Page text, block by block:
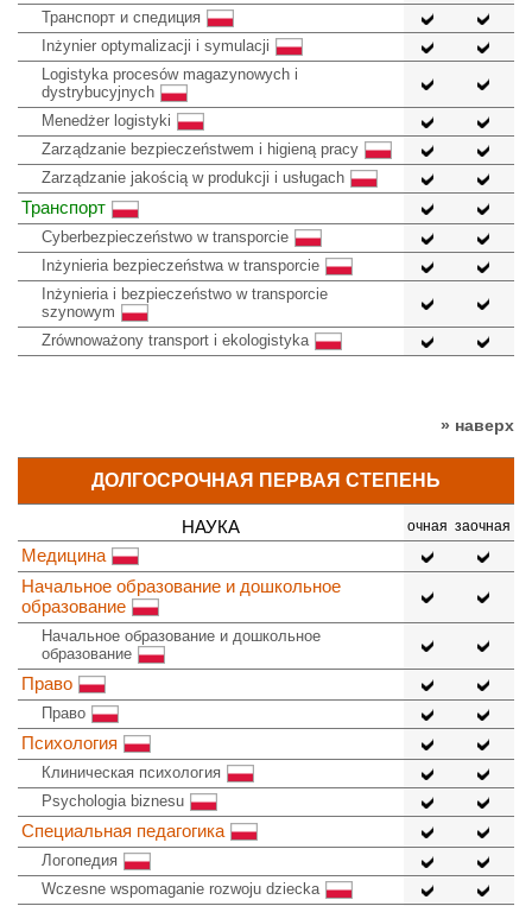
Транспорт и спедиция
Inżynier optymalizacji i symulacji
Logistyka procesów magazynowych i
dystrybucyjnych
Menedżer logistyki
Zarządzanie bezpieczeństwem i higieną pracy
Zarządzanie jakością w produkcji i usługach
Транспорт
Cyberbezpieczeństwo w transporcie
Inżynieria bezpieczeństwa w transporcie
Inżynieria i bezpieczeństwo w transporcie
szynowym
Zrównoważony transport i ekologistyka
» наверх
ДОЛГОСРОЧНАЯ ПЕРВАЯ СТЕПЕНЬ
НАУКА очная заочная
Медицина
Начальное образование и дошкольное
образование
Начальное образование и дошкольное
образование
Право
Право
Психология
Клиническая психология
Psychologia biznesu
Специальная педагогика
Логопедия
Wczesne wspomaganie rozwoju dziecka